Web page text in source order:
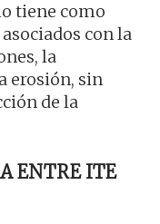
tiene como
con la
la
erosión, sin
de la
ENTRE ITE